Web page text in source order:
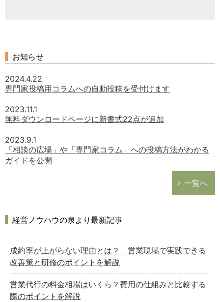
お知らせ
2024.4.22
専門家投稿用コラムへの自動投稿を受付けます
2023.11.1
無料ダウンロードページに新書式22点が追加
2023.9.1
「相談の広場」や「専門家コラム」への投稿方法がわかる
ガイドを公開
一覧へ
経営ノウハウの泉より最新記事
成約率が上がらない理由とは？ 営業現場で実践できる
改善策と研修のポイントを解説
営業代行の料金相場はいくら？費用の仕組みと比較する
際のポイントを解説